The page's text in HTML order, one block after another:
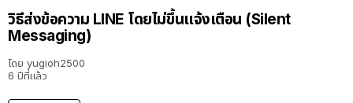
วิธีส่งข้อความ LINE โดยไม่ขึ้นแจ้งเตือน (Silent
Messaging)
โดย yugioh2500
6 ปีที่แล้ว